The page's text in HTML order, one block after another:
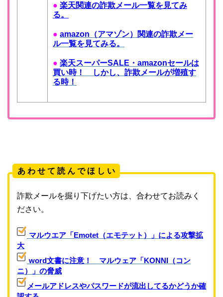
● 楽天関連の詐欺メール一覧を見てみ
る。
● amazon（アマゾン）関連の詐欺メー
ル一覧を見てみる。
● 楽天スーパーSALE・amazonセールは
買い時！ しかし、詐欺メールが増殖す
る時！
あ わ せ て 読 ん で ほ し い
詐欺メールを掘り下げたい方は、合わせてお読みく
ださい。
マルウエア「Emotet（エモテット）」による攻撃拡
大
word文書に注意！ マルウェア「KONNI（コン
ニ）」の脅威
メールアドレスやパスワードが流出してるかどうか確